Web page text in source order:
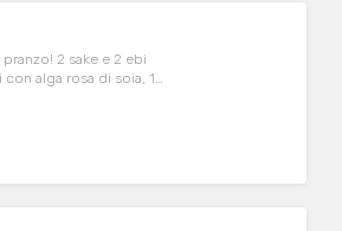
2 sake e 2 ebi
con alga rosa di soia, 1
(6 pezzi)